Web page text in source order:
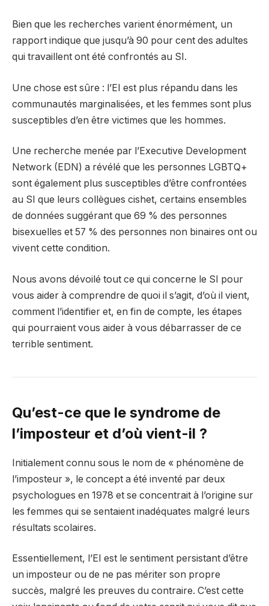
Bien que les recherches varient énormément, un
rapport indique que jusqu’à 90 pour cent des adultes
qui travaillent ont été confrontés au SI.
Une chose est sûre : l’EI est plus répandu dans les
communautés marginalisées, et les femmes sont plus
susceptibles d’en être victimes que les hommes.
Une recherche menée par l’Executive Development
Network (EDN) a révélé que les personnes LGBTQ+
sont également plus susceptibles d’être confrontées
au SI que leurs collègues cishet, certains ensembles
de données suggérant que 69 % des personnes
bisexuelles et 57 % des personnes non binaires ont ou
vivent cette condition.
Nous avons dévoilé tout ce qui concerne le SI pour
vous aider à comprendre de quoi il s’agit, d’où il vient,
comment l’identifier et, en fin de compte, les étapes
qui pourraient vous aider à vous débarrasser de ce
terrible sentiment.
Qu’est-ce que le syndrome de
l’imposteur et d’où vient-il ?
Initialement connu sous le nom de « phénomène de
l’imposteur », le concept a été inventé par deux
psychologues en 1978 et se concentrait à l’origine sur
les femmes qui se sentaient inadéquates malgré leurs
résultats scolaires.
Essentiellement, l’EI est le sentiment persistant d’être
un imposteur ou de ne pas mériter son propre
succès, malgré les preuves du contraire. C’est cette